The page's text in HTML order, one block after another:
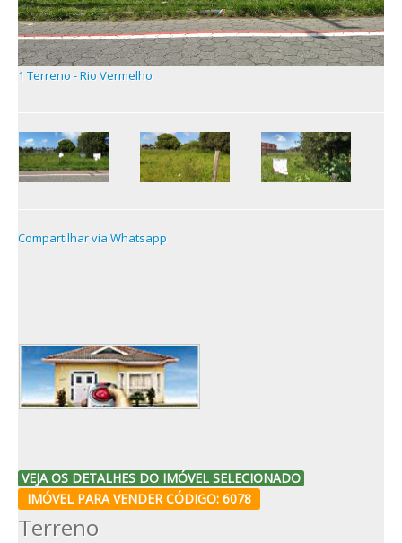
1 Terreno - Rio Vermelho
Compartilhar via Whatsapp
VEJA OS DETALHES DO IMÓVEL SELECIONADO
IMÓVEL PARA VENDER CÓDIGO: 6078
Terreno